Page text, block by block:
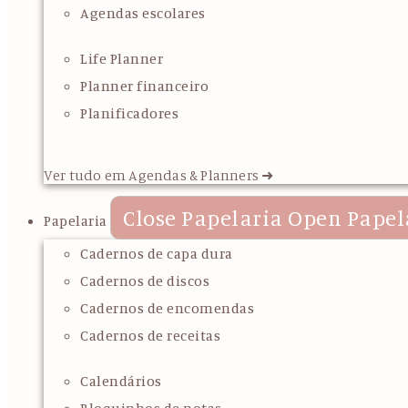
Agendas escolares
Life Planner
Planner financeiro
Planificadores
Ver tudo em Agendas & Planners ➜
Papelaria Close Papelaria Open
Cadernos de capa dura
Cadernos de discos
Cadernos de encomendas
Cadernos de receitas
Calendários